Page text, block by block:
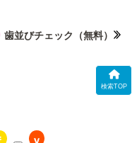
検索TOP
歯並びチェック （無料）